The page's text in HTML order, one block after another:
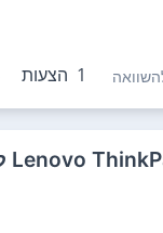
1 הצעות